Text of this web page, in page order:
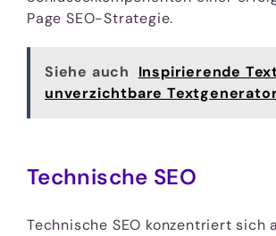
Page SEO-Strategie.
Siehe auch
Inspirierende
unverzichtbare
Technische SEO
Technische SEO konzentriert sich